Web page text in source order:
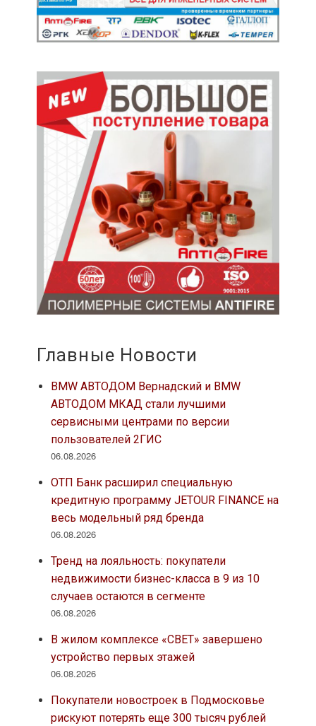
Главные Новости
BMW АВТОДОМ Вернадский и BMW
АВТОДОМ МКАД стали лучшими
сервисными центрами по версии
пользователей 2ГИС
06.08.2026
ОТП Банк расширил специальную
кредитную программу JETOUR FINANCE на
весь модельный ряд бренда
06.08.2026
Тренд на лояльность: покупатели
недвижимости бизнес-класса в 9 из 10
случаев остаются в сегменте
06.08.2026
В жилом комплексе «СВЕТ» завершено
устройство первых этажей
06.08.2026
Покупатели новостроек в Подмосковье
рискуют потерять еще 300 тысяч рублей